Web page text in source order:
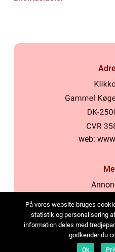
web:
På vores website bruges
statistik og personalisering
information deles med
godkender du
Ok